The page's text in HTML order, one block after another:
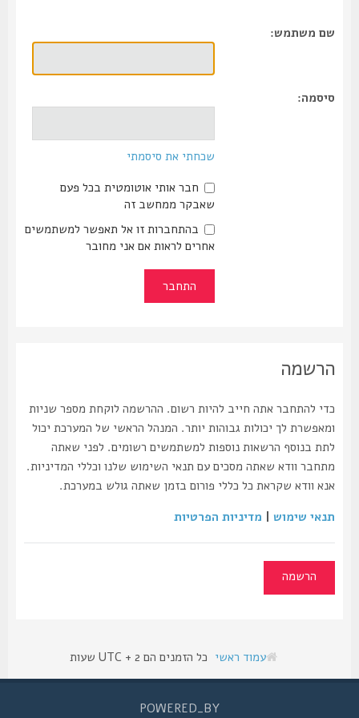
שם משתמש:
סיסמה:
שכחתי את סיסמתי
חבר אותי אוטומטית בכל פעם
שאבקר ממחשב זה
בהתחברות זו אל תאפשר למשתמשים
אחרים לראות אם אני מחובר
הרשמה
כדי להתחבר אתה חייב להיות רשום. ההרשמה לוקחת מספר שניות
ומאפשרת לך יכולות גבוהות יותר. המנהל הראשי של המערכת יכול
לתת בנוסף הרשאות נוספות למשתמשים רשומים. לפני שאתה
מתחבר וודא שאתה מסכים עם תנאי השימוש שלנו וכללי המדיניות.
אנא וודא שקראת כל כללי פורום בזמן שאתה גולש במערכת.
תנאי שימוש|מדיניות הפרטיות
הרשמה
עמוד ראשי כל הזמנים הם UTC + 2 שעות
POWERED_BY